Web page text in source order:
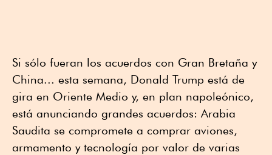
Si sólo fueran los acuerdos con Gran Bretaña y
China... esta semana, Donald Trump está de
gira en Oriente Medio y, en plan napoleónico,
está anunciando grandes acuerdos: Arabia
Saudita se compromete a comprar aviones,
armamento y tecnología por valor de varias